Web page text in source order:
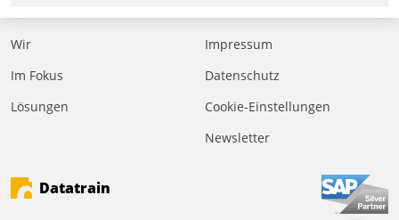
Wir
Im Fokus
Lösungen
Impressum
Datenschutz
Cookie-Einstellungen
Newsletter
Datatrain